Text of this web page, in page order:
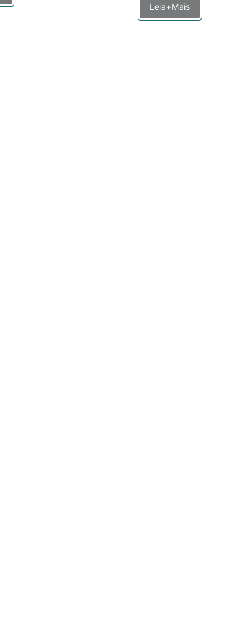
Leia+Mais